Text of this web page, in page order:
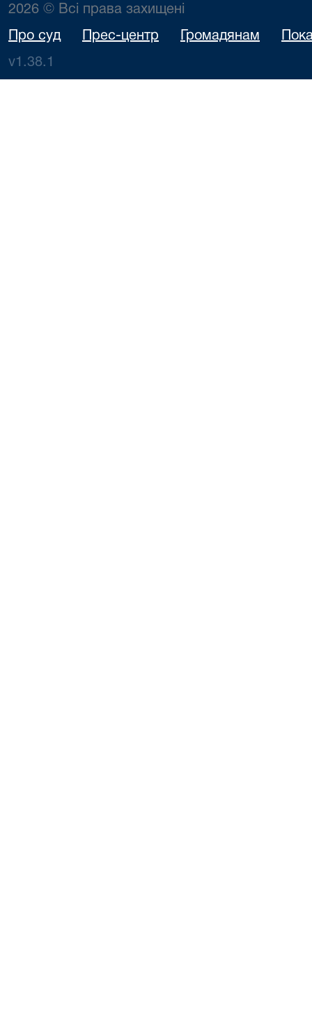
2026 © Всі права захищені
Про суд Прес-центр Громадянам
v1.38.1